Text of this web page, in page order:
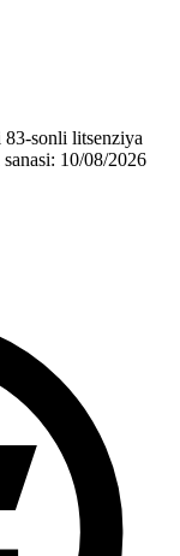
sonli litsenziya
10/08/2026